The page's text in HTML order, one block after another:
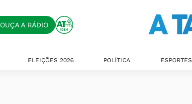
OUÇA A RÁDIO
ELEIÇÕES 2026 POLÍTICA ESPORTES